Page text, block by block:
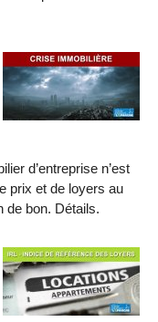
d’entreprise n’est
prix et de loyers au
de bon. Détails.